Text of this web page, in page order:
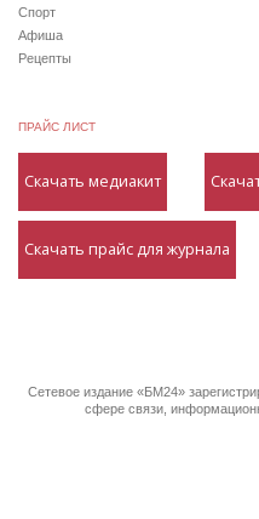
Спорт
Афиша
Рецепты
ПРАЙС ЛИСТ
Скачать медиакит
Скачать прайс для журнала
Сетевое издание «БМ24»
сфере связи,